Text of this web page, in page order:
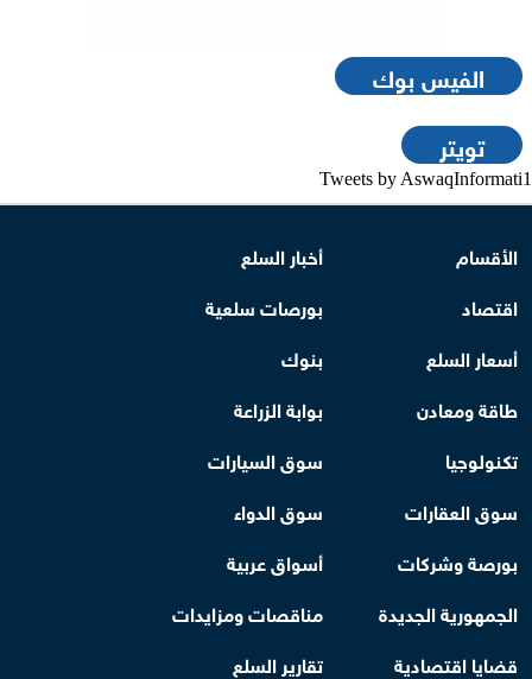
الفيس بوك
تويتر
Tweets by AswaqInformati1
الأقسام
أخبار السلع
اقتصاد
بورصات سلعية
أسعار السلع
بنوك
طاقة ومعادن
بوابة الزراعة
تكنولوجيا
سوق السيارات
سوق العقارات
سوق الدواء
بورصة وشركات
أسواق عربية
الجمهورية الجديدة
مناقصات ومزايدات
قضايا اقتصادية
تقارير السلع